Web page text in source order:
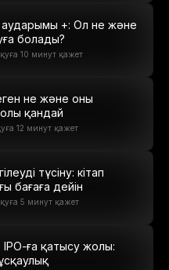
10 минут қажет
аударымы +: Ол не және
болады?
12 минут қажет
не және оны
қандай
5 минут қажет
түсіну: кітап
бағаға дейін
ға қатысу жолы: